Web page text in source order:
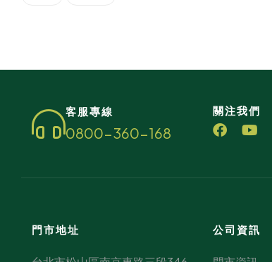
客服專線
0800-360-168
關注我們
門市地址 公司資訊